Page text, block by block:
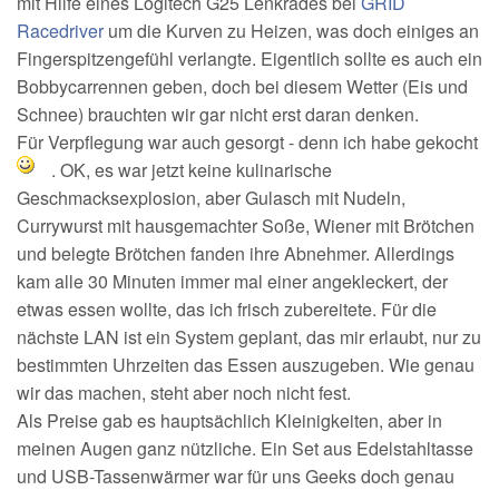
Racedriver um die Kurven zu Heizen, was doch einiges an
Fingerspitzengefühl verlangte. Eigentlich sollte es auch ein
Bobbycarrennen geben, doch bei diesem Wetter (Eis und
Schnee) brauchten wir gar nicht erst daran denken.
Für Verpflegung war auch gesorgt - denn ich habe gekocht
. OK, es war jetzt keine kulinarische
Geschmacksexplosion, aber Gulasch mit Nudeln,
Currywurst mit hausgemachter Soße, Wiener mit Brötchen
und belegte Brötchen fanden ihre Abnehmer. Allerdings
kam alle 30 Minuten immer mal einer angekleckert, der
etwas essen wollte, das ich frisch zubereitete. Für die
nächste LAN ist ein System geplant, das mir erlaubt, nur zu
bestimmten Uhrzeiten das Essen auszugeben. Wie genau
wir das machen, steht aber noch nicht fest.
Als Preise gab es hauptsächlich Kleinigkeiten, aber in
meinen Augen ganz nützliche. Ein Set aus Edelstahltasse
und USB-Tassenwärmer war für uns Geeks doch genau